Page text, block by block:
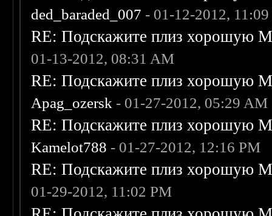
ded_baraded_007 - 01-12-2012,
RE: Подскажите плиз хорошую
01-13-2012, 08:31 AM
RE: Подскажите плиз хорошую
Apag_ozersk - 01-27-2012, 05:29 AM
RE: Подскажите плиз хорошую
Kamelot788 - 01-27-2012, 12:16 PM
RE: Подскажите плиз хорошую
01-29-2012, 11:02 PM